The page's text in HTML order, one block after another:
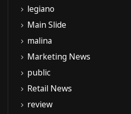
legiano
Main Slide
malina
Marketing News
public
Retail News
review